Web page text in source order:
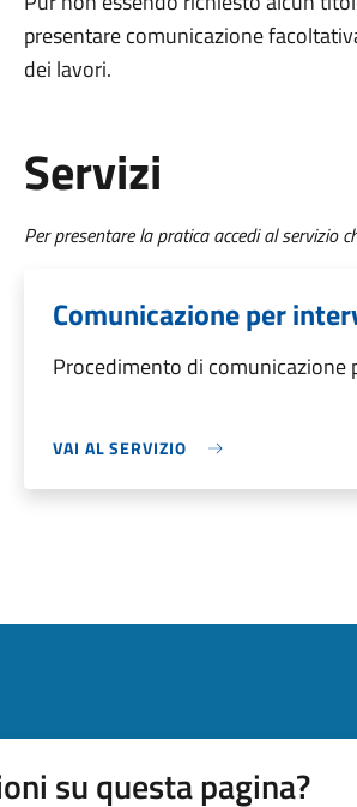
presentare comunicazione
dei lavori.
Servizi
Per presentare la pratica accedi al servizio
Comunicazione per
Procedimento di comunicazione
VAI AL SERVIZIO
su questa pagina?